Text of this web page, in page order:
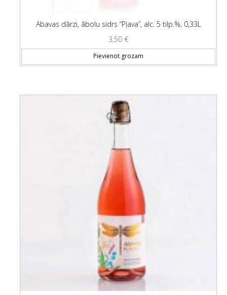
Abavas dārzi, ābolu sidrs “Pļava”, alc. 5 tilp.%, 0,33L
3,50 €
Pievienot grozam